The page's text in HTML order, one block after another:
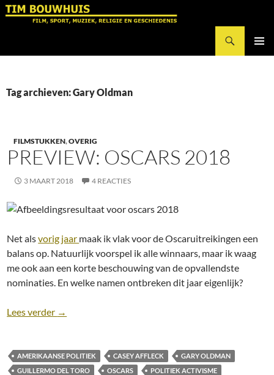
Ga
Tag archieven: Gary Oldman
FILMSTUKKEN,OVERIG
PREVIEW: OSCARS 2018
3 MAART 2018 4 REACTIES
Net alsvorig jaar maak ik vlak voor de Oscaruitreikingen een
balans op. Natuurlijk voorspel ik alle winnaars, maar ik waag
me ook aan een korte beschouwing van de opvallendste
nominaties. En welke namen ontbreken dit jaar eigenlijk?
Lees verder Preview: Oscars 2018
→
AMERIKAANSE POLITIEK CASEY AFFLECK
GARY OLDMAN
GUILLERMO DEL TORO
OSCARS
POLITIEK ACTIVISME